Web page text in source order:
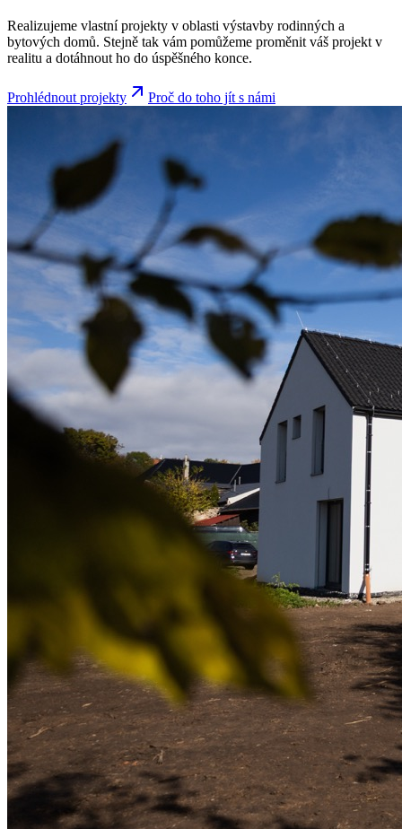
Realizujeme vlastní projekty v oblasti výstavby rodinných a
bytových domů. Stejně tak vám pomůžeme proměnit váš projekt v
realitu a dotáhnout ho do úspěšného konce.
Prohlédnout projekty Proč do toho jít s námi